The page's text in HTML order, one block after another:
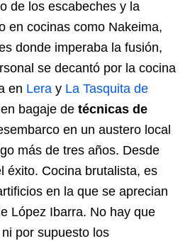
de los escabeches y la
en cocinas como Nakeima,
donde imperaba la fusión,
se decantó por la cocina
en Lera y La Tasquita de
bagaje de técnicas de
en un austero local
más de tres años. Desde
éxito. Cocina brutalista, es
en la que se aprecian
López Ibarra. No hay que
por supuesto los